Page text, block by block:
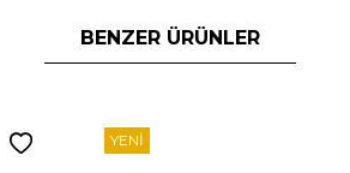
BENZER ÜRÜNLER
YENI